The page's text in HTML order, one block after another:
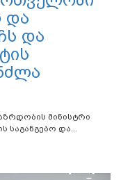
და
და
მინისტრი
საგანგებო და...